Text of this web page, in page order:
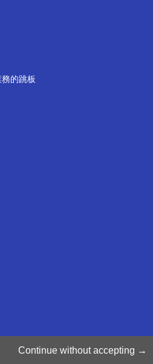
的跳板
Continue without accepting